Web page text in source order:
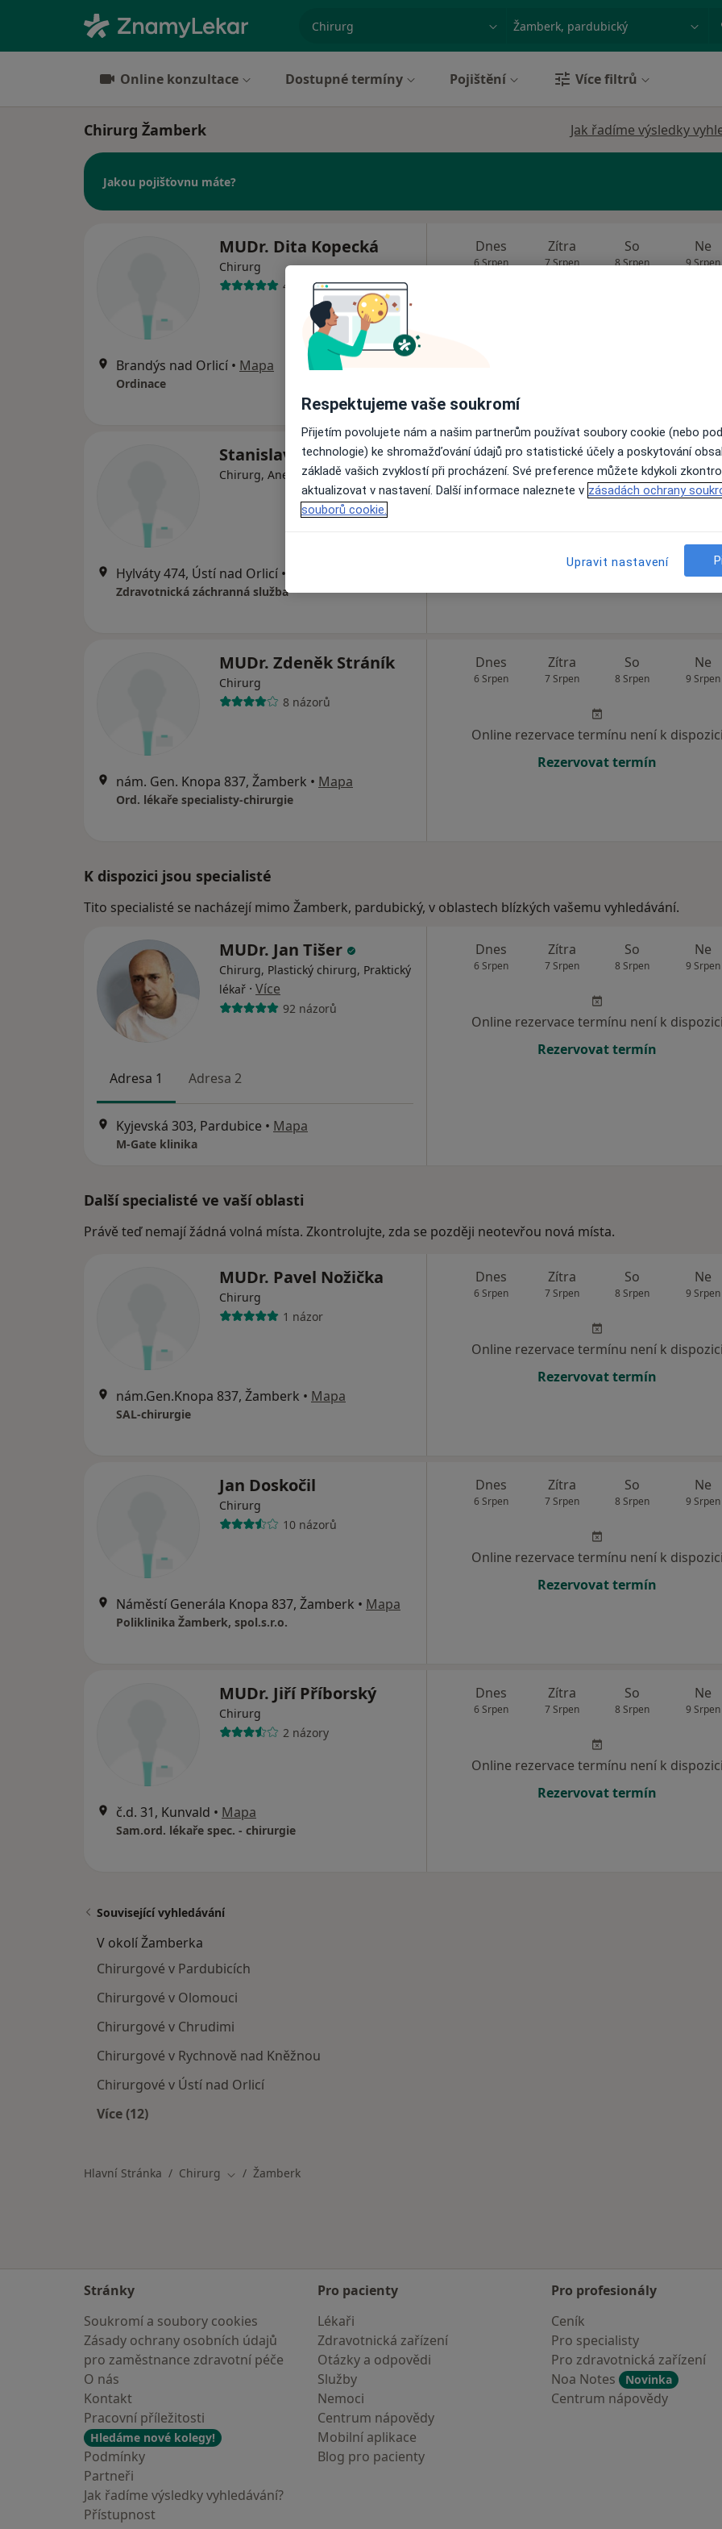
specializace, nemoc nebo příjmeníMěsto nebo region
Online konzultace Dostupné termíny Pojištění Více filtrů
Chirurg Žamberk Jak řadíme výsledky
Jakou pojišťovnu máte?
MUDr. Dita Kopecká
Chirurg
4 názory
Brandýs nad Orlicí • Mapa
Ordinace
Dnes
6 Srpen
Zítra
7 Srpen
So
8 Srpen
Ne
9 Srpen
Stanislav Neubauer
Chirurg, Anesteziolog
Hylváty 474, Ústí nad Orlicí •
Zdravotnická záchranná služba
Dnes
6 Srpen
Zítra
7 Srpen
So
8 Srpen
Ne
9 Srpen
Rezervovat termín
MUDr. Zdeněk Stráník
Chirurg
8 názorů
nám. Gen. Knopa 837, Žamberk • Mapa
Ord. lékaře specialisty-chirurgie
Dnes
6 Srpen
Zítra
7 Srpen
So
8 Srpen
Ne
9 Srpen
Online rezervace termínu není k dispozici
Rezervovat termín
K dispozici jsou specialisté
Tito specialisté se nacházejí mimo Žamberk, pardubický, v oblastech blízkých vašemu vyhledávání.
MUDr. Jan Tišer
Chirurg, Plastický chirurg, Praktický
lékař · Více
92 názorů
Adresa 1 Adresa 2
Kyjevská 303, Pardubice • Mapa
M-Gate klinika
Dnes
6 Srpen
Zítra
7 Srpen
So
8 Srpen
Ne
9 Srpen
Online rezervace termínu není k dispozici
Rezervovat termín
Další specialisté ve vaší oblasti
Právě teď nemají žádná volná místa. Zkontrolujte, zda se později neotevřou nová místa.
MUDr. Pavel Nožička
Chirurg
1 názor
nám.Gen.Knopa 837, Žamberk • Mapa
SAL-chirurgie
Dnes
6 Srpen
Zítra
7 Srpen
So
8 Srpen
Ne
9 Srpen
Online rezervace termínu není k dispozici
Rezervovat termín
Jan Doskočil
Chirurg
10 názorů
Náměstí Generála Knopa 837, Žamberk • Mapa
Poliklinika Žamberk, spol.s.r.o.
Dnes
6 Srpen
Zítra
7 Srpen
So
8 Srpen
Ne
9 Srpen
Online rezervace termínu není k dispozici
Rezervovat termín
MUDr. Jiří Příborský
Chirurg
2 názory
č.d. 31, Kunvald • Mapa
Sam.ord. lékaře spec. - chirurgie
Dnes
6 Srpen
Zítra
7 Srpen
So
8 Srpen
Ne
9 Srpen
Online rezervace termínu není k dispozici
Rezervovat termín
Související vyhledávání
V okolí Žamberka
Chirurgové v Pardubicích
Chirurgové v Olomouci
Chirurgové v Chrudimi
Chirurgové v Rychnově nad Kněžnou
Chirurgové v Ústí nad Orlicí
Více (12)
Hlavní Stránka Chirurg Změna města
Žamberk
Stránky
Soukromí a soubory cookies
Zásady ochrany osobních údajů
pro zaměstnance zdravotní péče
O nás
Kontakt
Pracovní příležitosti
Hledáme nové kolegy!
Podmínky
Partneři
Jak řadíme výsledky vyhledávání?
Přístupnost
Pro pacienty
Lékaři
Zdravotnická zařízení
Otázky a odpovědi
Služby
Nemoci
Centrum nápovědy
Mobilní aplikace
Blog pro pacienty
Pro profesionály
Ceník
Pro specialisty
Pro zdravotnická zařízení
Noa Notes
Novinka
Centrum nápovědy
Respektujeme vaše soukromí
Přijetím povolujete nám a našim partnerům používat soubory cookie (nebo
technologie) ke shromažďování údajů pro statistické účely a poskytování
základě vašich zvyklostí při procházení. Své preference můžete kdykoli
aktualizovat v nastavení. Další informace naleznete v zásadách ochrany
souborů cookie.
Upravit nastavení